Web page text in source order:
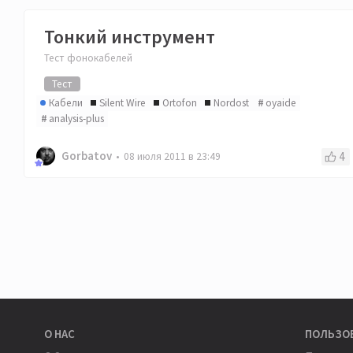
Тонкий инструмент
Тест фонокабелей
Тест
Кабели
Silent Wire Ortofon Nordost
oyaide
analysis-plus
Gorbatov 08 июля 2011 в 23:49 4
О НАС